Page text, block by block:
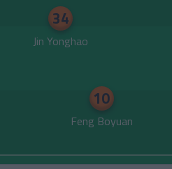
34
Jin Yonghao
10
Feng Boyuan